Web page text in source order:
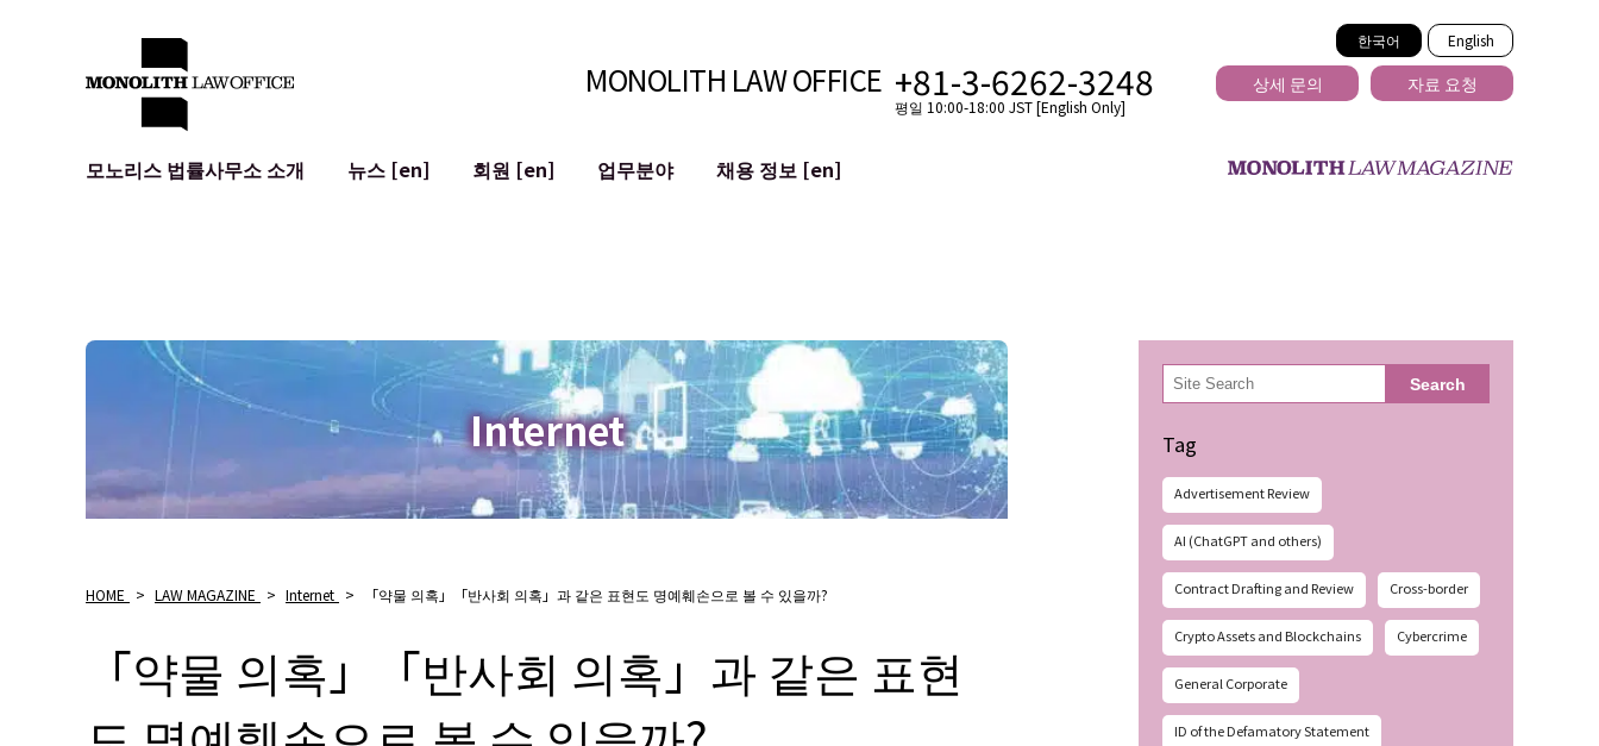
한국어 English
MONOLITH LAW OFFICE +81-3-6262-3248
평일 10:00-18:00 JST [English Only]
상세 문의 자료 요청
모노리스 법률사무소 소개
뉴스 [en] 회원 [en]
업무분야
개인정보 보호
광고 리뷰
AI (ChatGPT 등)
사이버 범죄
평판 손상 완화
명예훼손 발언의 ID
채용 정보 [en]
Internet
HOME > LAW MAGAZINE > Internet > 「약물 의혹」「반사회 의혹」과 같은 표현도 명예훼손으로 볼 수 있을까?
「약물 의혹」「반사회 의혹」과 같은 표현
検
索 Search
Tag
Advertisement Review
AI (ChatGPT and others)
Contract Drafting and Review Cross-border
Crypto Assets and Blockchains Cybercrime
General Corporate
ID of the Defamatory Statement